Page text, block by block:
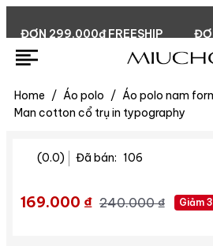
ĐƠN 299.000đ FREESHIP ĐƠN
Home / Áo polo / Áo polo nam
Man cotton cổ trụ in typography
169.000 ₫ 240.000 ₫
Đã bán: 106
Giảm
(0.0)